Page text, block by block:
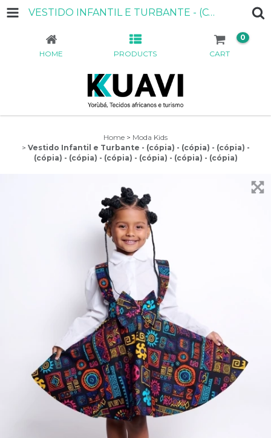
VESTIDO INFANTIL E TURBANTE - (CÓPIA) - (CÓPIA) - (CÓPIA) - (CÓPIA) - (CÓPIA) - (CÓPIA) - (CÓPIA) - (CÓPIA) - (CÓPIA)
HOME PRODUCTS CART
0
Home > Moda Kids
> Vestido Infantil e Turbante - (cópia) - (cópia) - (cópia) -
(cópia) - (cópia) - (cópia) - (cópia) - (cópia) - (cópia)